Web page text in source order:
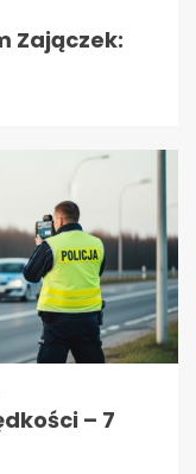
Zajączek:
– 7